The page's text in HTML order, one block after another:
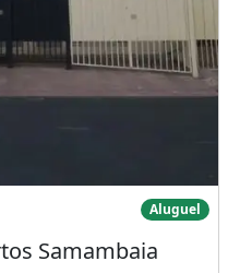
SamambaiaAluguel
Samambaia